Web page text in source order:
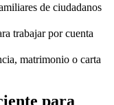
de ciudadanos
trabajar por cuenta
matrimonio o carta
para